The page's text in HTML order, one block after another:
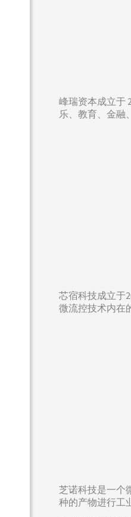
峰瑞资本成立于
乐、教育、金融
芯宿科技成立于
微流控技术内在
芝诺科技是一个
种的产物进行工